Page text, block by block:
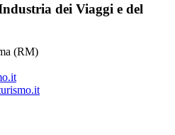
dei Viaggi e del
(RM)